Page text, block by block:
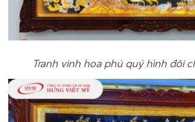
Tranh vinh hoa phú quý hình đôi